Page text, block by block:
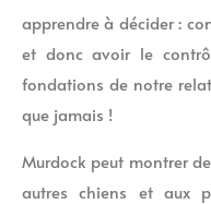
apprendre à décider :
et donc avoir le
fondations de notre
que jamais !
Murdock peut montrer
autres chiens et aux